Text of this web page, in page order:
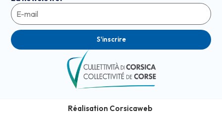
S'inscrire
Réalisation Corsicaweb